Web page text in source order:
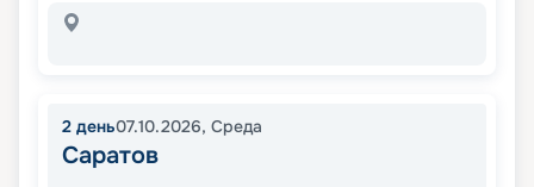
2 день07.10.2026, Среда
Саратов